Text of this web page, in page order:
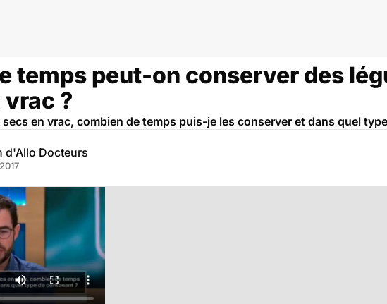
temps peut-on conserver des
?
en vrac, combien de temps puis-je les conserver et dans quel
d'Allo Docteurs